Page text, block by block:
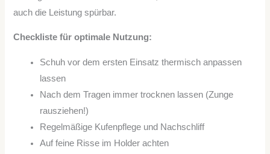
auch die Leistung spürbar.
Checkliste für optimale Nutzung:
Schuh vor dem ersten Einsatz thermisch anpassen
lassen
Nach dem Tragen immer trocknen lassen (Zunge
rausziehen!)
Regelmäßige Kufenpflege und Nachschliff
Auf feine Risse im Holder achten